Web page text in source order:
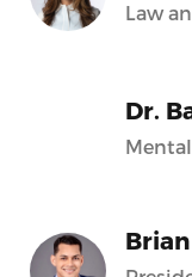
Law
Dr.